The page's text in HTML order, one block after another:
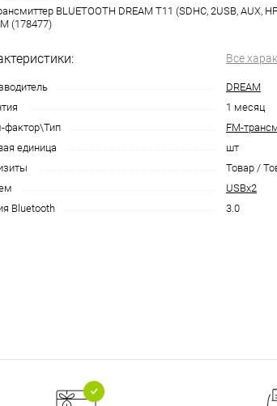
BLUETOOTH DREAM T11 (SDHC, 2USB, AUX,
(178477)
Все
DREAM
1 месяц
фактор\Тип
FM-
единица
шт
Товар /
USBx2
Bluetooth
3.0